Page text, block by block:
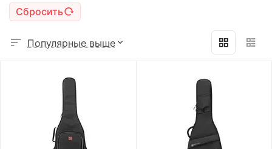
Сбросить
Популярные выше